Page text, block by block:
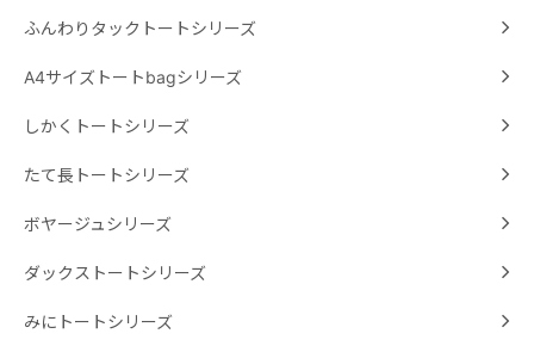
ふんわりタックトートシリーズ
A4サイズトートbagシリーズ
しかくトートシリーズ
たて長トートシリーズ
ボヤージュシリーズ
ダックストートシリーズ
みにトートシリーズ